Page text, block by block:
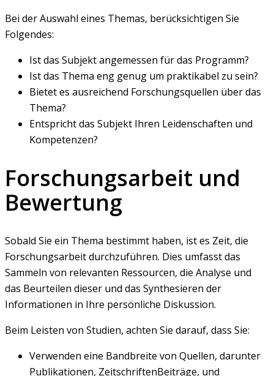
Bei der Auswahl eines Themas, berücksichtigen Sie
Folgendes:
Ist das Subjekt angemessen für das Programm?
Ist das Thema eng genug um praktikabel zu sein?
Bietet es ausreichend Forschungsquellen über das
Thema?
Entspricht das Subjekt Ihren Leidenschaften und
Kompetenzen?
Forschungsarbeit und
Bewertung
Sobald Sie ein Thema bestimmt haben, ist es Zeit, die
Forschungsarbeit durchzuführen. Dies umfasst das
Sammeln von relevanten Ressourcen, die Analyse und
das Beurteilen dieser und das Synthesieren der
Informationen in Ihre persönliche Diskussion.
Beim Leisten von Studien, achten Sie darauf, dass Sie:
Verwenden eine Bandbreite von Quellen, darunter
Publikationen, ZeitschriftenBeiträge, und